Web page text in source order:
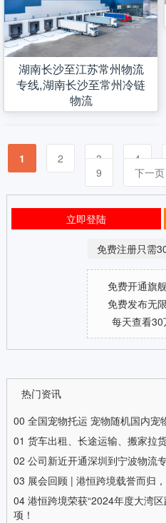
湖南长沙至江苏常州物流
专线,湖南长沙至常州冷链
物流
1 2 3 4
9
下一页
立即登陆
免费注册只需
免费开通旗
免费发布无
每天查看
热门资讯
00 全国宠物托运 宠物随机国内宠
01 货车出租、长途运输、搬家拉
02 公司新近开通深圳到宁波物流
03 展会回顾 | 港恒跨境载誉而归
04 港恒跨境荣获“2024年度大湾
项！